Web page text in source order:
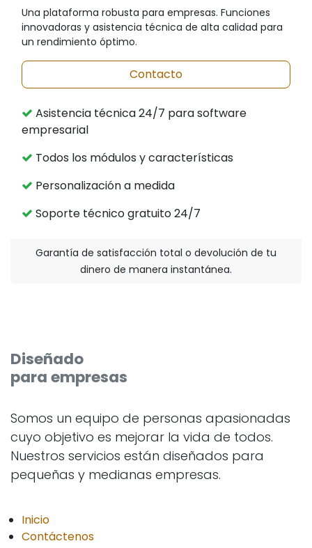
Una plataforma robusta para empresas. Funciones
innovadoras y asistencia técnica de alta calidad para
un rendimiento óptimo.
Contacto
Asistencia técnica 24/7 para software
empresarial
Todos los módulos y características
Personalización a medida
Soporte técnico gratuito 24/7
Garantía de satisfacción total o devolución de tu
dinero de manera instantánea.
Diseñado
para empresas
Somos un equipo de personas apasionadas
cuyo objetivo es mejorar la vida de todos.
Nuestros servicios están diseñados para
pequeñas y medianas empresas.
Inicio
Contáctenos